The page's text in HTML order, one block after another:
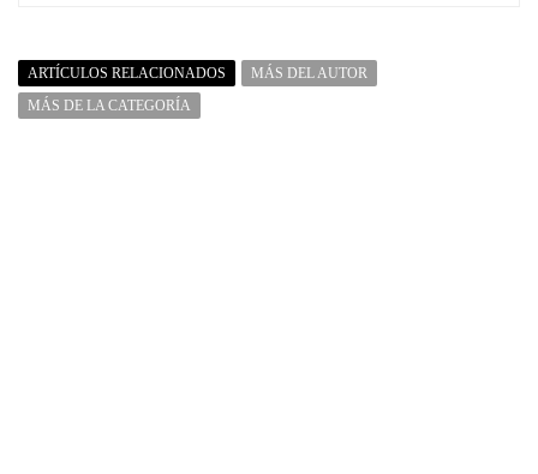
ARTÍCULOS RELACIONADOS
MÁS DEL AUTOR
MÁS DE LA CATEGORÍA